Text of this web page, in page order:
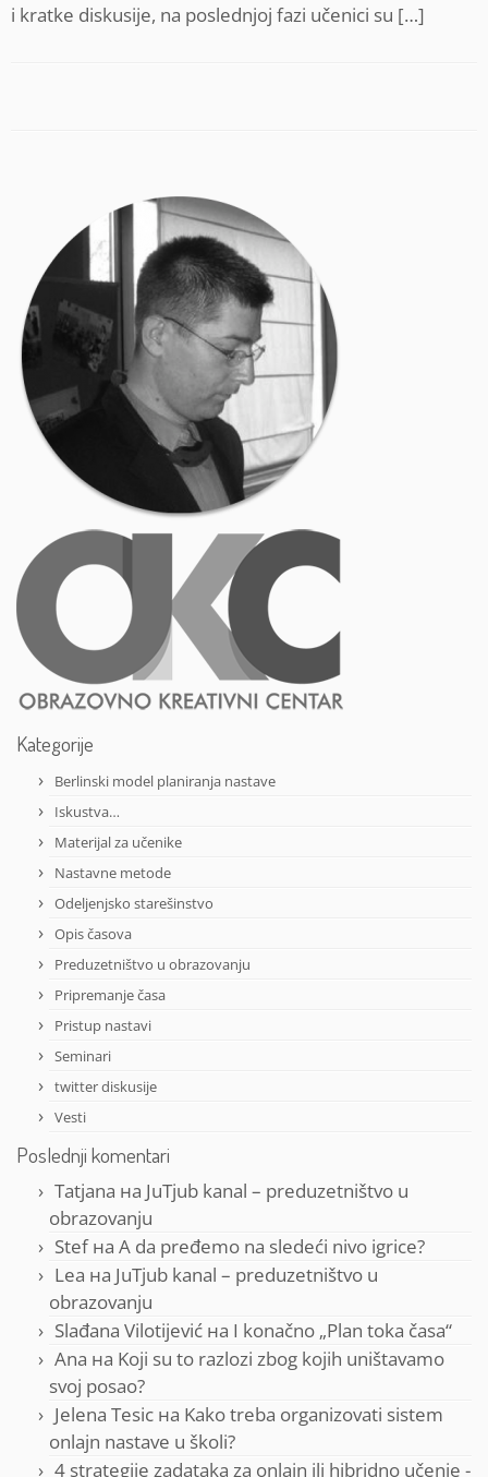
i kratke diskusije, na poslednjoj fazi učenici su […]
Kategorije
Berlinski model planiranja nastave
Iskustva…
Materijal za učenike
Nastavne metode
Odeljenjsko starešinstvo
Opis časova
Preduzetništvo u obrazovanju
Pripremanje časa
Pristup nastavi
Seminari
twitter diskusije
Vesti
Poslednji komentari
Tatjana на JuTjub kanal – preduzetništvo u
obrazovanju
Stefна A da pređemo na sledeći nivo igrice?
Lea на JuTjub kanal – preduzetništvo u
obrazovanju
Slađana Vilotijević на I konačno „Plan toka časa“
Ana на Koji su to razlozi zbog kojih uništavamo
svoj posao?
Jelena Tesic на Kako treba organizovati sistem
onlajn nastave u školi?
4 strategije zadataka za onlajn ili hibridno učenje -